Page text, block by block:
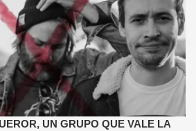
UN GRUPO QUE VALE LA